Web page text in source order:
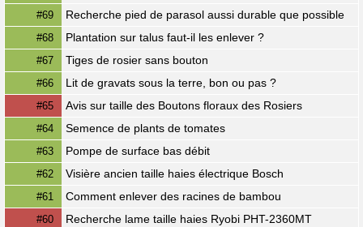
#69 Recherche pied de parasol aussi durable que possible
#68 Plantation sur talus faut-il les enlever ?
#67 Tiges de rosier sans bouton
#66 Lit de gravats sous la terre, bon ou pas ?
#65 Avis sur taille des Boutons floraux des Rosiers
#64 Semence de plants de tomates
#63 Pompe de surface bas débit
#62 Visière ancien taille haies électrique Bosch
#61 Comment enlever des racines de bambou
#60 Recherche lame taille haies Ryobi PHT-2360MT